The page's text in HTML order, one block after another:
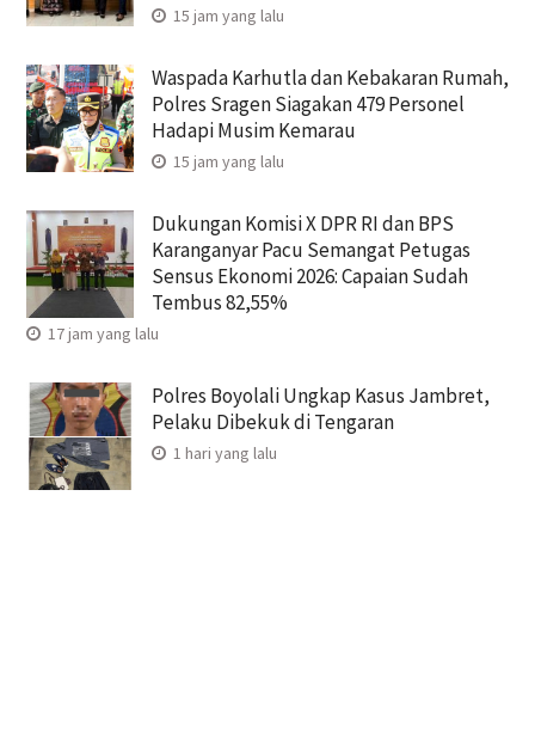
15 jam yang lalu
Waspada Karhutla dan Kebakaran Rumah,
Polres Sragen Siagakan 479 Personel
Hadapi Musim Kemarau
15 jam yang lalu
Dukungan Komisi X DPR RI dan BPS
Karanganyar Pacu Semangat Petugas
Sensus Ekonomi 2026: Capaian Sudah
Tembus 82,55%
17 jam yang lalu
Polres Boyolali Ungkap Kasus Jambret,
Pelaku Dibekuk di Tengaran
1 hari yang lalu